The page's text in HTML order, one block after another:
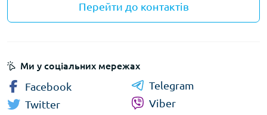
Перейти до контактів
Ми у соціальних мережах
Facebook
Twitter
Telegram
Viber